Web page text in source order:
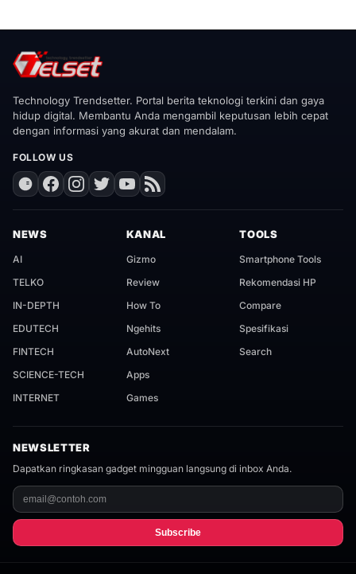
Technology Trendsetter. Portal berita teknologi terkini dan gaya
hidup digital. Membantu Anda mengambil keputusan lebih cepat
dengan informasi yang akurat dan mendalam.
FOLLOW US
NEWS
AI
TELKO
IN-DEPTH
EDUTECH
FINTECH
SCIENCE-TECH
INTERNET
KANAL
Gizmo
Review
How To
Ngehits
AutoNext
Apps
Games
TOOLS
Smartphone Tools
Rekomendasi HP
Compare
Spesifikasi
Search
NEWSLETTER
Dapatkan ringkasan gadget mingguan langsung di inbox Anda.
Subscribe